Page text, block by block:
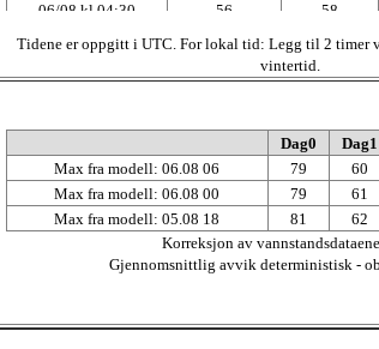
06/08 kl 04:30
56
58
06/08 kl 04:40
52
55
06/08 kl 05:00
42
43
06/08 kl 05:20
30
32
06/08 kl 05:30
24
26
06/08 kl 05:40
18
20
06/08 kl 05:50
11
13
06/08 kl 06:00
5
7
06/08 kl 06:10
-1
1
Tidene er oppgitt i UTC. For lokal tid: Legg til 2 timer
vintertid.
Dag0
Dag1
Max fra modell: 06.08 06
79
60
Max fra modell: 06.08 00
79
61
Max fra modell: 05.08 18
81
62
Korreksjon av
Gjennomsnittlig avvik deterministisk -